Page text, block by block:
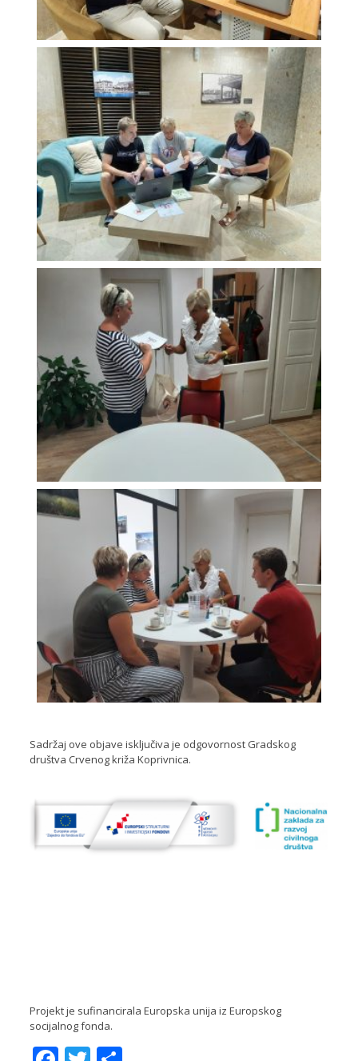
Sadržaj ove objave isključiva je odgovornost Gradskog
društva Crvenog križa Koprivnica.
Projekt je sufinancirala Europska unija iz Europskog
socijalnog fonda.